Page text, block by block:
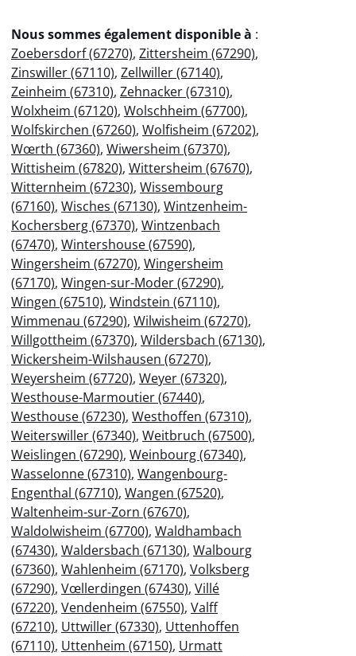
Nous sommes également disponible à :
Zoebersdorf (67270), Zittersheim (67290),
Zinswiller (67110), Zellwiller (67140),
Zeinheim (67310), Zehnacker (67310),
Wolxheim (67120), Wolschheim (67700),
Wolfskirchen (67260), Wolfisheim (67202),
Wœrth (67360), Wiwersheim (67370),
Wittisheim (67820), Wittersheim (67670),
Witternheim (67230), Wissembourg
(67160), Wisches (67130), Wintzenheim-
Kochersberg (67370), Wintzenbach
(67470), Wintershouse (67590),
Wingersheim (67270), Wingersheim
(67170), Wingen-sur-Moder (67290),
Wingen (67510), Windstein (67110),
Wimmenau (67290), Wilwisheim (67270),
Willgottheim (67370), Wildersbach (67130),
Wickersheim-Wilshausen (67270),
Weyersheim (67720), Weyer (67320),
Westhouse-Marmoutier (67440),
Westhouse (67230), Westhoffen (67310),
Weiterswiller (67340), Weitbruch (67500),
Weislingen (67290), Weinbourg (67340),
Wasselonne (67310), Wangenbourg-
Engenthal (67710), Wangen (67520),
Waltenheim-sur-Zorn (67670),
Waldolwisheim (67700), Waldhambach
(67430), Waldersbach (67130), Walbourg
(67360), Wahlenheim (67170), Volksberg
(67290), Vœllerdingen (67430), Villé
(67220), Vendenheim (67550), Valff
(67210), Uttwiller (67330), Uttenhoffen
(67110), Uttenheim (67150), Urmatt